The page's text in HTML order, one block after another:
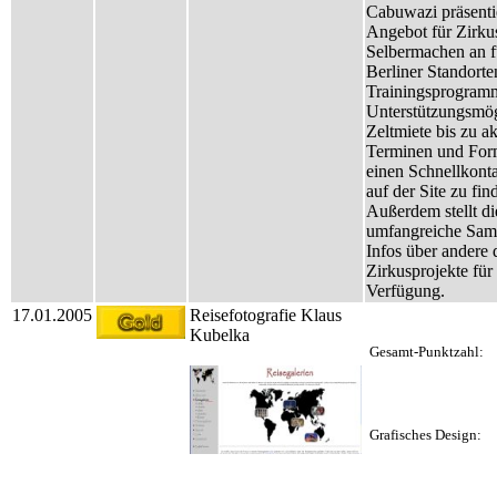
Cabuwazi
Angebot für
Selbermachen an
Berliner
Zeltmiete bis zu
Terminen und
einen
auf der Site zu
Außerdem stellt
umfangreiche
Infos über andere
Zirkusprojekte
Verfügung.
17.01.2005
Reisefotografie Klaus
Kubelka
Gesamt-Punktzahl:
Grafisches Design: